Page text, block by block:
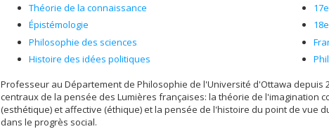
Théorie de la connaissance
Épistémologie
Philosophie des sciences
Histoire des idées politiques
Professeur au Département de Philosophie de l'Université d'Ottawa depuis
centraux de la pensée des Lumières françaises: la théorie de l'imagination
(esthétique) et affective (éthique) et la pensée de l'histoire du point de vue
dans le progrès social.